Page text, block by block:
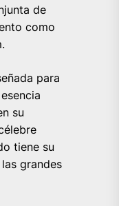
de
como
para
su
tiene su
grandes